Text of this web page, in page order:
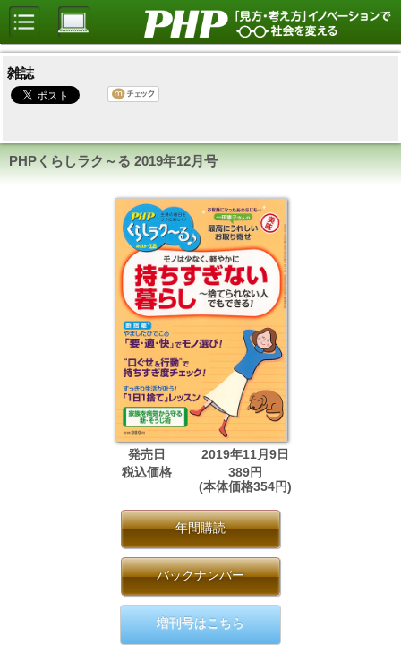
雑誌
PHPくらしラク～る 2019年12月号
発売日
2019年11月9日
税込価格
389円
(本体価格354円)
年間購読
バックナンバー
増刊号はこちら